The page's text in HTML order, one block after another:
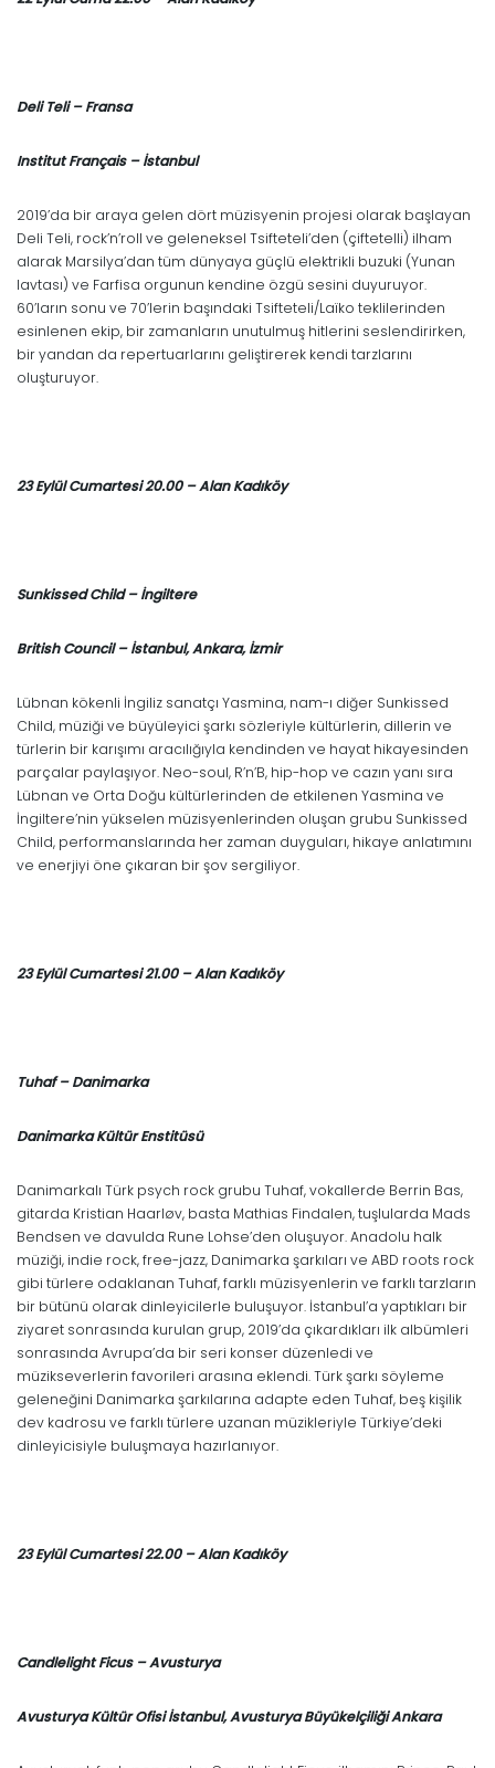
Deli Teli – Fransa
Institut Français – İstanbul
2019’da bir araya gelen dört müzisyenin projesi olarak başlayan
Deli Teli, rock’n’roll ve geleneksel Tsifteteli’den (çiftetelli) ilham
alarak Marsilya’dan tüm dünyaya güçlü elektrikli buzuki (Yunan
lavtası) ve Farfisa orgunun kendine özgü sesini duyuruyor.
60’ların sonu ve 70’lerin başındaki Tsifteteli/Laïko teklilerinden
esinlenen ekip, bir zamanların unutulmuş hitlerini seslendirirken,
bir yandan da repertuarlarını geliştirerek kendi tarzlarını
oluşturuyor.
23 Eylül Cumartesi 20.00 – Alan Kadıköy
Sunkissed Child – İngiltere
British Council – İstanbul, Ankara, İzmir
Lübnan kökenli İngiliz sanatçı Yasmina, nam-ı diğer Sunkissed
Child, müziği ve büyüleyici şarkı sözleriyle kültürlerin, dillerin ve
türlerin bir karışımı aracılığıyla kendinden ve hayat hikayesinden
parçalar paylaşıyor. Neo-soul, R’n’B, hip-hop ve cazın yanı sıra
Lübnan ve Orta Doğu kültürlerinden de etkilenen Yasmina ve
İngiltere’nin yükselen müzisyenlerinden oluşan grubu Sunkissed
Child, performanslarında her zaman duyguları, hikaye anlatımını
ve enerjiyi öne çıkaran bir şov sergiliyor.
23 Eylül Cumartesi 21.00 – Alan Kadıköy
Tuhaf – Danimarka
Danimarka Kültür Enstitüsü
Danimarkalı Türk psych rock grubu Tuhaf, vokallerde Berrin Bas,
gitarda Kristian Haarløv, basta Mathias Findalen, tuşlularda Mads
Bendsen ve davulda Rune Lohse’den oluşuyor. Anadolu halk
müziği, indie rock, free-jazz, Danimarka şarkıları ve ABD roots rock
gibi türlere odaklanan Tuhaf, farklı müzisyenlerin ve farklı tarzların
bir bütünü olarak dinleyicilerle buluşuyor. İstanbul’a yaptıkları bir
ziyaret sonrasında kurulan grup, 2019’da çıkardıkları ilk albümleri
sonrasında Avrupa’da bir seri konser düzenledi ve
müzikseverlerin favorileri arasına eklendi. Türk şarkı söyleme
geleneğini Danimarka şarkılarına adapte eden Tuhaf, beş kişilik
dev kadrosu ve farklı türlere uzanan müzikleriyle Türkiye’deki
dinleyicisiyle buluşmaya hazırlanıyor.
23 Eylül Cumartesi 22.00 – Alan Kadıköy
Candlelight Ficus – Avusturya
Avusturya Kültür Ofisi İstanbul, Avusturya Büyükelçiliği Ankara